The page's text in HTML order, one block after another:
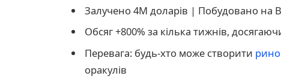
Залучено 4M доларів | Побудовано на
Обсяг +800% за кілька тижнів,
Перевага: будь-хто може створити
оракулів